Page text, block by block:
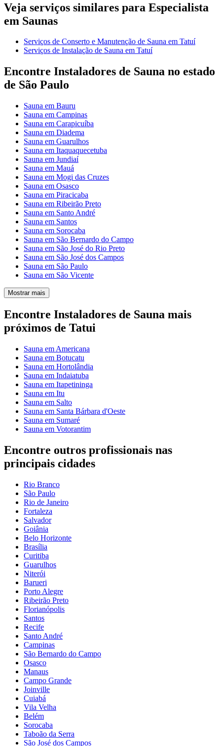
Veja serviços similares para Especialista
em Saunas
Serviços de Conserto e Manutenção de Sauna em Tatuí
Serviços de Instalação de Sauna em Tatuí
Encontre Instaladores de Sauna no estado
de São Paulo
Sauna em Bauru
Sauna em Campinas
Sauna em Carapicuíba
Sauna em Diadema
Sauna em Guarulhos
Sauna em Itaquaquecetuba
Sauna em Jundiaí
Sauna em Mauá
Sauna em Mogi das Cruzes
Sauna em Osasco
Sauna em Piracicaba
Sauna em Ribeirão Preto
Sauna em Santo André
Sauna em Santos
Sauna em Sorocaba
Sauna em São Bernardo do Campo
Sauna em São José do Rio Preto
Sauna em São José dos Campos
Sauna em São Paulo
Sauna em São Vicente
Mostrar mais
Encontre Instaladores de Sauna mais
próximos de Tatui
Sauna em Americana
Sauna em Botucatu
Sauna em Hortolândia
Sauna em Indaiatuba
Sauna em Itapetininga
Sauna em Itu
Sauna em Salto
Sauna em Santa Bárbara d'Oeste
Sauna em Sumaré
Sauna em Votorantim
Encontre outros profissionais nas
principais cidades
Rio Branco
São Paulo
Rio de Janeiro
Fortaleza
Salvador
Goiânia
Belo Horizonte
Brasília
Curitiba
Guarulhos
Niterói
Barueri
Porto Alegre
Ribeirão Preto
Florianópolis
Santos
Recife
Santo André
Campinas
São Bernardo do Campo
Osasco
Manaus
Campo Grande
Joinville
Cuiabá
Vila Velha
Belém
Sorocaba
Taboão da Serra
São José dos Campos